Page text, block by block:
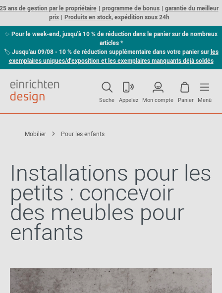
ans de gestion par le propriétaire programme de bonus
garantie du meilleur
prix
Produits en stock,expédition sous 24h
✨ Pour le week-end, jusqu'à 10 % de réduction dans le panier sur de nombreux
articles *
🏷Jusqu'au 09/08 - 10 % de réduction supplémentaire dans votre panier surles
exemplaires uniques/d'exposition et les exemplaires manquants déjà soldés
Suche Appelez Mon compte Panier Menü
Mobilier Pour les enfants
Installations pour les
petits : concevoir
des meubles pour
enfants